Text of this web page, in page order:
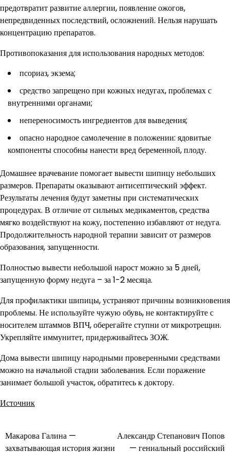
предотвратит развитие аллергии, появление ожогов,
непредвиденных последствий, осложнений. Нельзя нарушать
концентрацию препаратов.
Противопоказания для использования народных методов:
псориаз, экзема;
средство запрещено при кожных недугах, проблемах с
внутренними органами;
непереносимость ингредиентов для выведения;
опасно народное самолечение в положении: ядовитые
компоненты способны нанести вред беременной, плоду.
Домашнее врачевание помогает вывести шипицу небольших
размеров. Препараты оказывают антисептический эффект.
Результаты лечения будут заметны при систематических
процедурах. В отличие от сильных медикаментов, средства
мягко воздействуют на кожу, постепенно избавляют от недуга.
Продолжительность народной терапии зависит от размеров
образования, запущенности.
Полностью вывести небольшой нарост можно за 5 дней,
запущенную форму недуга – за 1-2 месяца.
Для профилактики шипицы, устраняют причины возникновения
проблемы. Не используйте чужую обувь, не контактируйте с
носителем штаммов ВПЧ, оберегайте ступни от микротрещин.
Укрепляйте иммунитет, придерживайтесь ЗОЖ.
Дома вывести шипицу народными проверенными средствами
можно на начальной стадии заболевания. Если поражение
занимает большой участок, обратитесь к доктору.
Источник
Навигация
Макарова Галина —
захватывающая история жизни
Александр Степанович Попов
— гениальный российский